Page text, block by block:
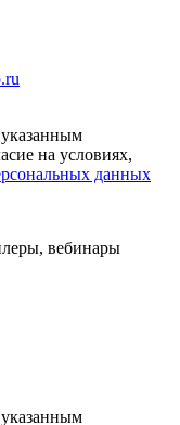
на условиях,
данных
вебинары